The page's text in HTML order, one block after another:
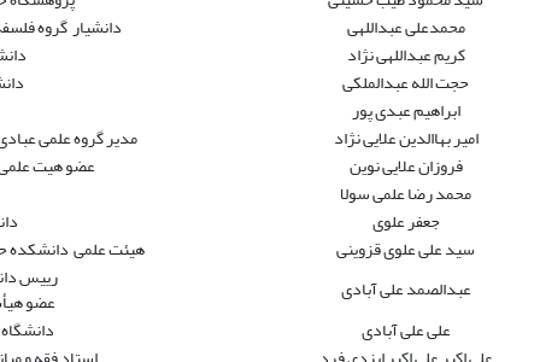
محمدعلی عبداللهی
دانشیار گروه
کریم عبداللهی نژاد
حجت الله عبدالملکی
ابراهیم عبدی پور
امیر بهاالدین علایی نژاد
مدیر گروه علمی
فروزان علایی نوین
عضو هیت علمی
محمد رضا علمی سولا
جعفر علوی
سید علی علوی قزوینی
هیئت علمی دانشکده
عبدالصمد علی آبادی
رییس
عضو
علی علی آبادی